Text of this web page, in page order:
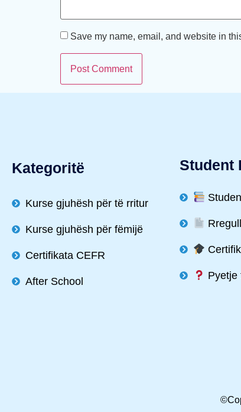
Save my name, email, and website in
Kategoritë
Kurse gjuhësh për të rritur
Kurse gjuhësh për fëmijë
Certifikata CEFR
After School
Student
Pyetje